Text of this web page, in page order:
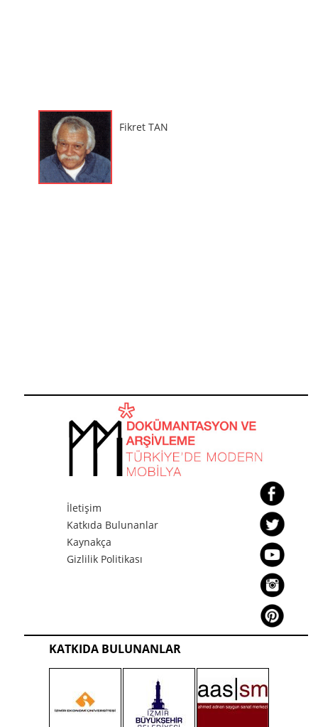
Fikret TAN
İletişim
Katkıda Bulunanlar
Kaynakça
Gizlilik Politikası
KATKIDA BULUNANLAR